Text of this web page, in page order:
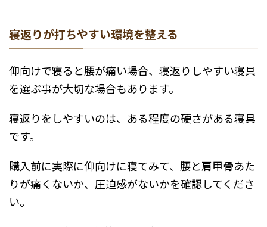
寝返りが打ちやすい環境を整える
仰向けで寝ると腰が痛い場合、寝返りしやすい寝具
を選ぶ事が大切な場合もあります。
寝返りをしやすいのは、ある程度の硬さがある寝具
です。
購入前に実際に仰向けに寝てみて、腰と肩甲骨あた
りが痛くないか、圧迫感がないかを確認してくださ
い。